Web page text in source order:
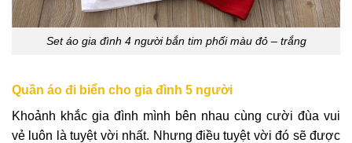
Set áo gia đình 4 người bắn tim phối màu đỏ – trắng
Quần áo đi biển cho gia đình 5 người
Khoảnh khắc gia đình mình bên nhau cùng cười đùa vui
vẻ luôn là tuyệt vời nhất. Nhưng điều tuyệt vời đó sẽ được